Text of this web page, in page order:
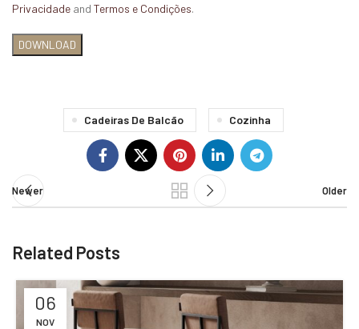
Privacidade and Termos e Condições.
Cadeiras De Balcão Cozinha
Newer Older
Related Posts
06
NOV